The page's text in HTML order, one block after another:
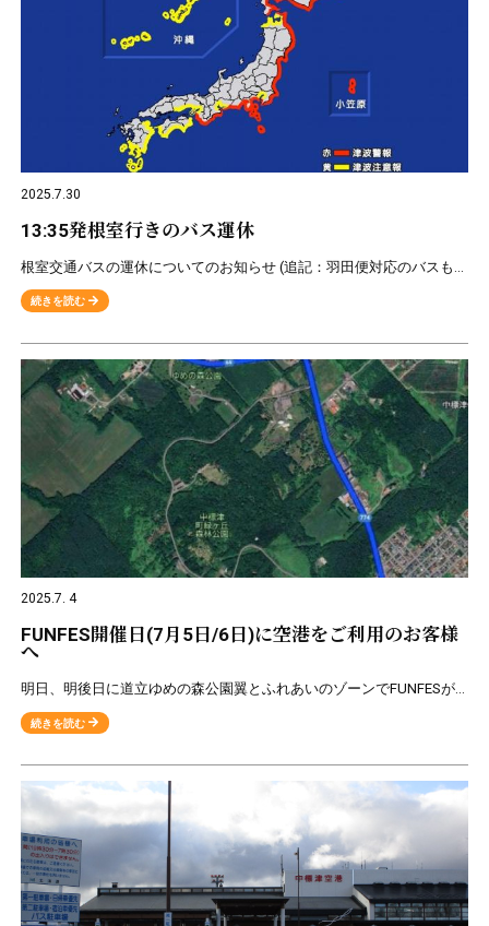
2025.7.30
13:35発根室行きのバス運休
続きを読む
2025.7. 4
FUNFES開催日(7月5日/6日)に空港をご利用のお客様
へ
明日、明後日に道立ゆめの森公園翼とふれあいのゾーンでFUNFESが開催されます。 それに伴い、空港線道路の中標津役場から空港
続きを読む